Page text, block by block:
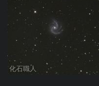
化石職人